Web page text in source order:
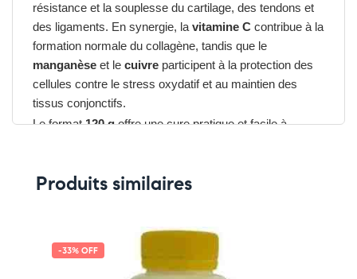
résistance et la souplesse du cartilage, des tendons et
des ligaments. En synergie, la vitamine C contribue à la
formation normale du collagène, tandis que le
manganèse et le cuivre participent à la protection des
cellules contre le stress oxydatif et au maintien des
tissus conjonctifs.
Le format120 goffre une cure pratique et facile à
Avantages du VITALL+ COLLAGÈNE
➤ Collagène hydrolysé hautement assimilable
➤ Soutien global du
Produits similaires
-33% OFF